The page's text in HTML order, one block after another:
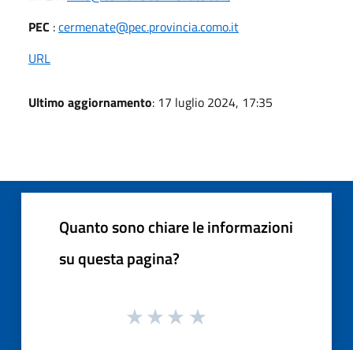
PEC :cermenate@pec.provincia.como.it
URL
Ultimo aggiornamento: 17 luglio 2024, 17:35
Quanto sono chiare le informazioni
su questa pagina?